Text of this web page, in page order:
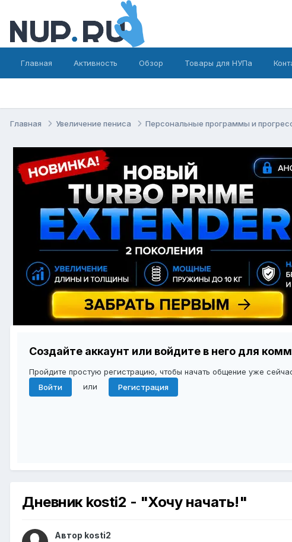
Главная Активность Обзор Товары для НУПа
Главная Увеличение пениса Персональные программы и
Создайте аккаунт или войдите в него для
Пройдите простую регистрацию, чтобы начать общение уже
Войти
или Регистрация
Дневник kosti2 - "Хочу начать!"
Автор kosti2